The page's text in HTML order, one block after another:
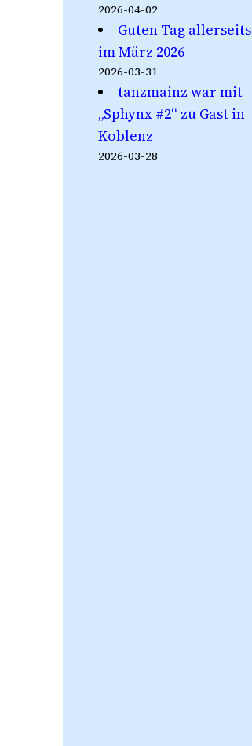
2026-04-02
Guten Tag allerseits
im März 2026
2026-03-31
tanzmainz war mit
„Sphynx #2“ zu Gast in
Koblenz
2026-03-28